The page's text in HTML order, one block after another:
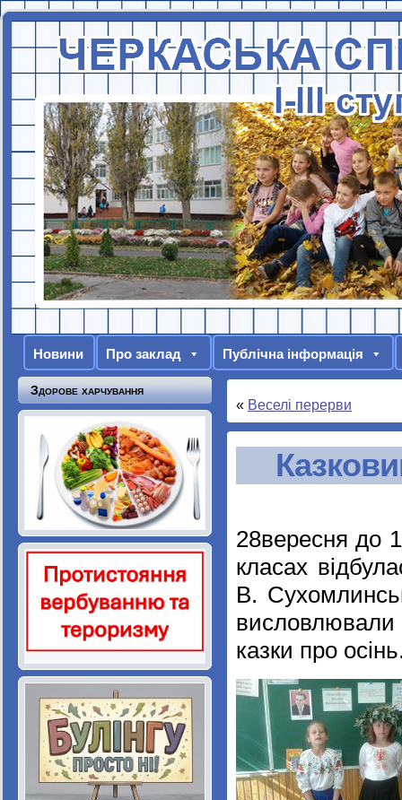
Новини Про заклад Публічна інформація
Здорове харчування
« Веселі перерви
28вересня до
класах
В.
висловлювали
казки про